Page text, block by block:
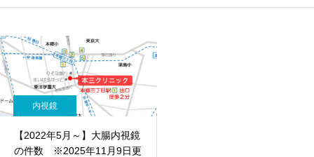
【2022年5月～】大腸内視
日更新
大腸内視鏡の下剤を院
内視鏡
【2022年5月～】大腸内視鏡
の件数 ※2025年11月9日更